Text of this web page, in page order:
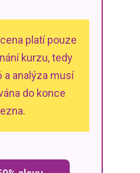
platí pouze
kurzu, tedy
a analýza musí
do konce